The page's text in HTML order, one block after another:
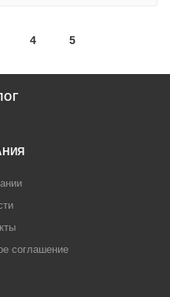
4 5
соглашение